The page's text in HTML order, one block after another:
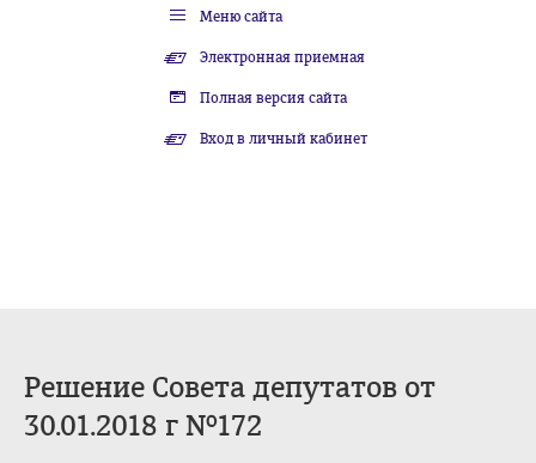
Меню сайта
Электронная приемная
Полная версия сайта
Вход в личный кабинет
Решение Совета депутатов от
30.01.2018 г №172